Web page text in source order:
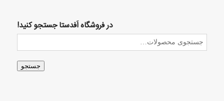
در فروشگاه اَفدستا جستجو کنید!
جستجو